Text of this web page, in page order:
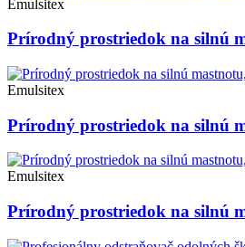
Emulsitex
Prírodný prostriedok na silnú
Emulsitex
Prírodný prostriedok na silnú
Emulsitex
Prírodný prostriedok na silnú